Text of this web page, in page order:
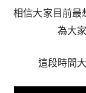
相信大家目前最
為大
這段時間